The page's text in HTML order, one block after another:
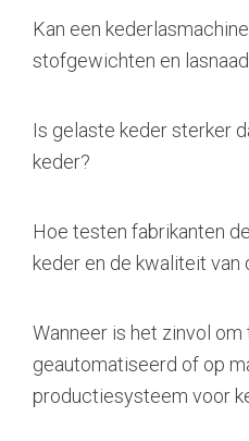
Kan een
stofgewichten en
Is gelaste keder sterker
keder?
Hoe testen fabrikanten
keder en de kwaliteit van
Wanneer is het zinvol
geautomatiseerd of op
productiesysteem voor